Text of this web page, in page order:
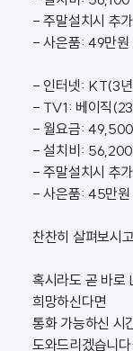
- 주말설치시 추
- 사은품: 49만원
- 인터넷: KT(3
- TV1: 베이직
- 월요금:
- 설치비: 56,200
- 주말설치시 추
- 사은품: 45만
찬찬히 살펴보시
혹시라도 곧 바로
희망하신다면
통화 가능하신 시
도와드리겠습니